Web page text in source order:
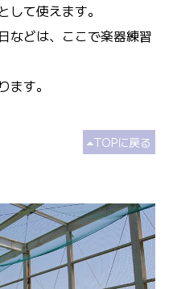
して使えます。
などは、ここで楽器練習
ます。
TOPに戻る